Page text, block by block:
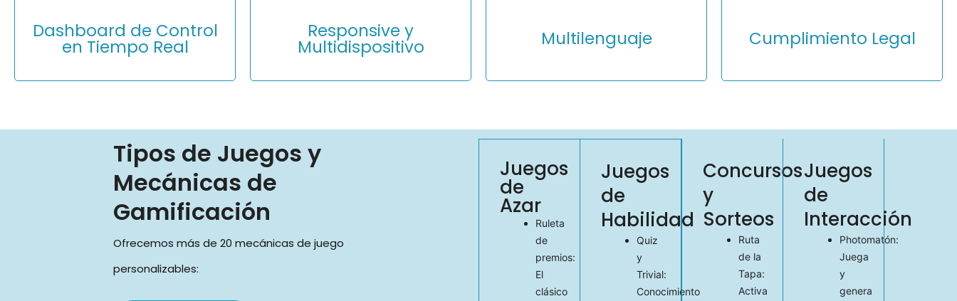
Dashboard de Control
en Tiempo Real
Responsive y
Multidispositivo Multilenguaje Cumplimiento Legal
Tipos de Juegos y
Mecánicas de
Gamificación
Ofrecemos más de 20 mecánicas de juego
personalizables:
Juegos
de
Azar
Ruleta
de
premios:
El
clásico
Juegos
de
Habilidad
Quiz
y
Trivial:
Conocimiento
Concursos
y
Sorteos
Ruta
de la
Tapa:
Activa
Juegos
de
Interacción
Photomatón:
Juega
y
genera